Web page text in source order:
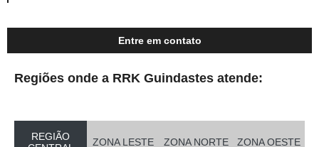
Entre em contato
Regiões onde a RRK Guindastes atende:
REGIÃO
ZONA LESTE ZONA NORTE ZONA OESTE